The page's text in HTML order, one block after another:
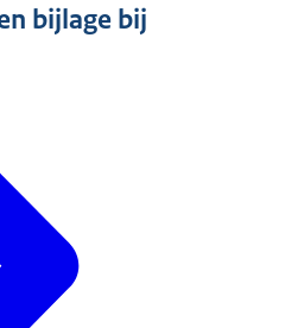
bijlage bij